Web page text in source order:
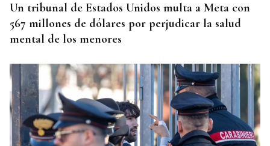
Un tribunal de Estados Unidos multa a Meta con
567 millones de dólares por perjudicar la salud
mental de los menores